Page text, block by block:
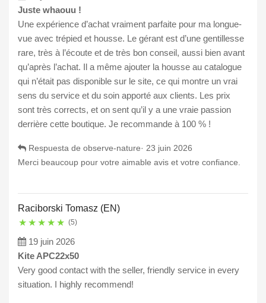
Juste whaouu !
Une expérience d’achat vraiment parfaite pour ma longue-
vue avec trépied et housse. Le gérant est d’une gentillesse
rare, très à l’écoute et de très bon conseil, aussi bien avant
qu’après l’achat. Il a même ajouter la housse au catalogue
qui n’était pas disponible sur le site, ce qui montre un vrai
sens du service et du soin apporté aux clients. Les prix
sont très corrects, et on sent qu’il y a une vraie passion
derrière cette boutique. Je recommande à 100 % !
Respuesta de observe-nature· 23 juin 2026
Merci beaucoup pour votre aimable avis et votre confiance.
Raciborski Tomasz (EN)
★ ★ ★ ★ ★ (5)
19 juin 2026
Kite APC22x50
Very good contact with the seller, friendly service in every
situation. I highly recommend!